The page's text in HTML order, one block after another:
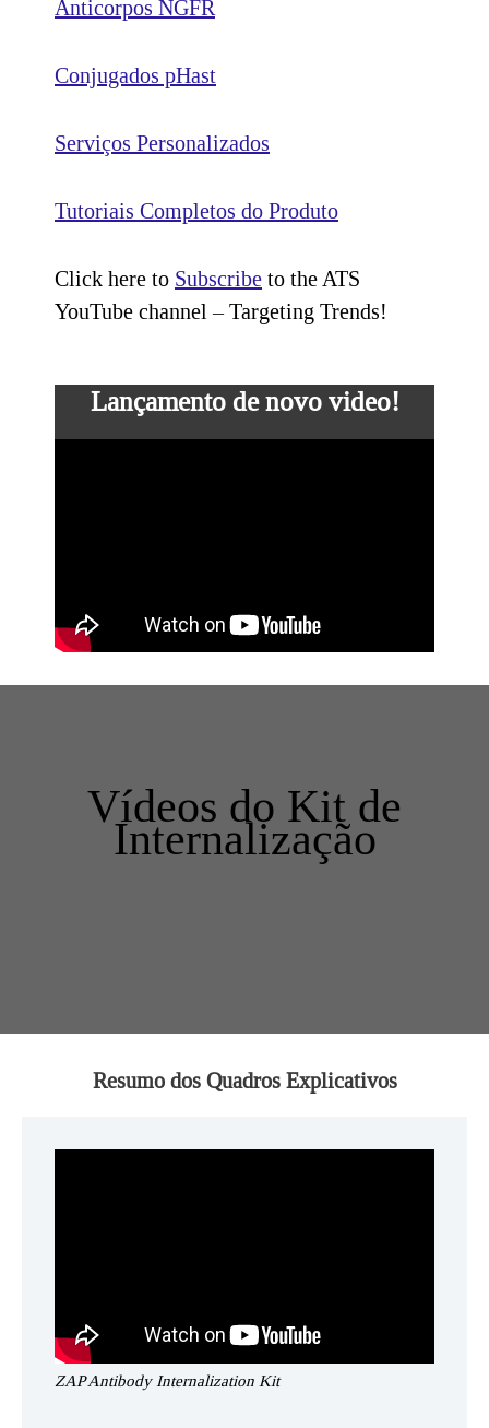
Anticorpos NGFR
Conjugados pHast
Serviços Personalizados
Tutoriais Completos do Produto
Click here to Subscribe to the ATS
YouTube channel – Targeting Trends!
Lançamento de novo video!
Vídeos do Kit de
Internalização
Resumo dos Quadros Explicativos
ZAP Antibody Internalization Kit